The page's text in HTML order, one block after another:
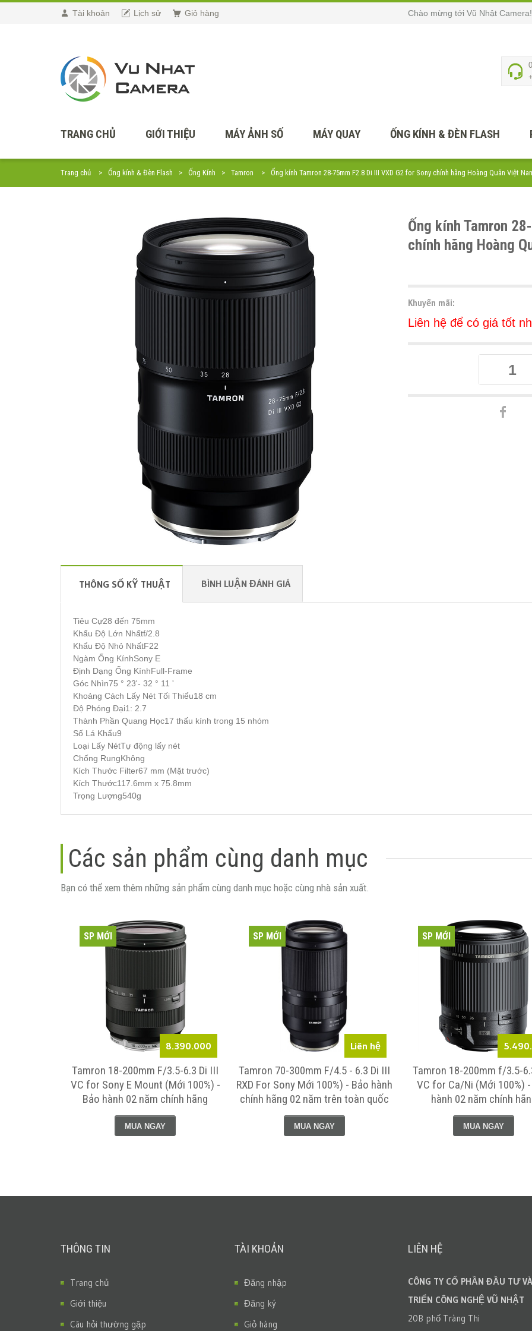
Tài khoản Lịch sử Giỏ hàng Chào mừng tới Vũ Nhật Camera!
TRANG CHỦ GIỚI THIỆU MÁY ẢNH SỐ MÁY QUAY ỐNG KÍNH & ĐÈN FLASH
Trang chủ Ống kính & Đèn Flash Ống Kính Tamron Ống kính Tamron 28-75mm F2.8 Di III VXD G2 for Sony chính hãng Hoàng Quân Việt
Ống kính Tamron
chính hãng Hoàng
Khuyến mãi:
Liên hệ để có giá tốt
THÔNG SỐ KỸ THUẬT BÌNH LUẬN ĐÁNH GIÁ
Tiêu Cự28 đến 75mm
Khẩu Độ Lớn Nhấtf/2.8
Khẩu Độ Nhỏ NhấtF22
Ngàm Ống KínhSony E
Định Dạng Ống KínhFull-Frame
Góc Nhìn75 ° 23'- 32 ° 11 '
Khoảng Cách Lấy Nét Tối Thiểu18 cm
Độ Phóng Đại1: 2.7
Thành Phần Quang Học17 thấu kính trong 15 nhóm
Số Lá Khẩu9
Loại Lấy NétTự động lấy nét
Chống RungKhông
Kích Thước Filter67 mm (Mặt trước)
Kích Thước117.6mm x 75.8mm
Trọng Lượng540g
Các sản phẩm cùng danh mục
Bạn có thể xem thêm những sản phẩm cùng danh mục hoặc cùng nhà sản xuất.
8.390.000
SP MỚI
Tamron 18-200mm F/3.5-6.3 Di III
VC for Sony E Mount (Mới 100%) -
Bảo hành 02 năm chính hãng
MUA NGAY
Liên hệ
SP MỚI
Tamron 70-300mm F/4.5 - 6.3 Di III
RXD For Sony Mới 100%) - Bảo hành
chính hãng 02 năm trên toàn quốc
MUA NGAY
SP MỚI
Tamron 18-200mm f/3.5-
VC for Ca/Ni (Mới 100%)
hành 02 năm chính
MUA NGAY
THÔNG TIN
Trang chủ
Giới thiệu
Câu hỏi thường gặp
TÀI KHOẢN
Đăng nhập
Đăng ký
Giỏ hàng
LIÊN HỆ
CÔNG TY CỔ PHẦN ĐẦU TƯ
TRIỂN CÔNG NGHỆ VŨ NHẬT
20B phố Tràng Thi